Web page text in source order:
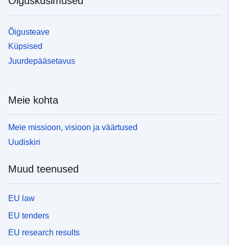
Õigusteave
Küpsised
Juurdepääsetavus
Meie kohta
Meie missioon, visioon ja väärtused
Uudiskiri
Muud teenused
EU law
EU tenders
EU research results